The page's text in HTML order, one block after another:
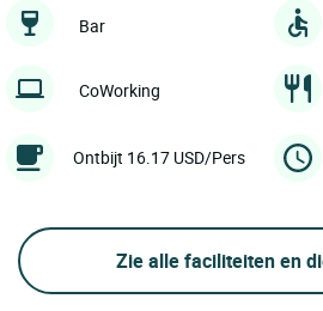
Bar
CoWorking
Ontbijt 16.17 USD/Pers
Zie alle faciliteiten en